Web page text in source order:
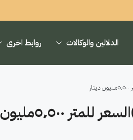
الدلالين والوكالات روابط اخرى
مشتمل للبيع في الاعظمية- شارع الاخطل التجاري(١٠٣م²)السعر للمتر ٥٬٥٠٠مليون